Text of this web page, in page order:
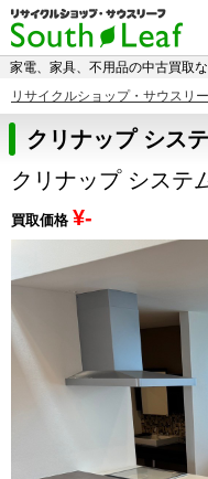
家電、家具、不用品の中古買取
リサイクルショップ・サウスリ
クリナップ シス
クリナップ システ
買取価格 ¥-